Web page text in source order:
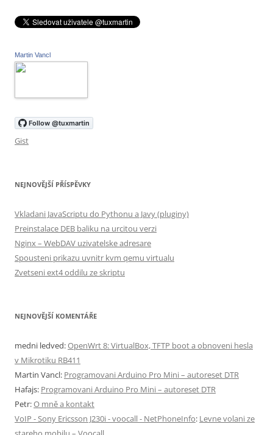
Martin Vancl
Gist
NEJNOVĚJŠÍ PŘÍSPĚVKY
Vkladani JavaScriptu do Pythonu a Javy (pluginy)
Preinstalace DEB baliku na urcitou verzi
Nginx – WebDAV uzivatelske adresare
Spousteni prikazu uvnitr kvm qemu virtualu
Zvetseni ext4 oddilu ze skriptu
NEJNOVĚJŠÍ KOMENTÁŘE
medni ledved:OpenWrt 8: VirtualBox, TFTP boot a obnoveni hesla
v Mikrotiku RB411
Martin Vancl: Programovani Arduino Pro Mini – autoreset DTR
Hafajs: Programovani Arduino Pro Mini – autoreset DTR
Petr:O mně a kontakt
VoIP - Sony Ericsson J230i - voocall - NetPhoneInfo: Levne volani ze